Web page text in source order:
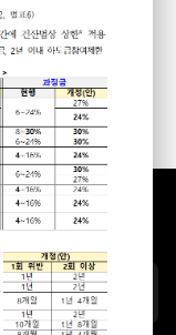
업종별협의회 홈페이
지